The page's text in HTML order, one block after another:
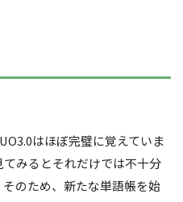
はほぼ完璧に覚えていま
みるとそれだけでは不十分
のため、新たな単語帳を始